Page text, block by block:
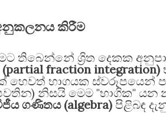
කිරීම
තිබෙන්නේ ශ්‍රිත දෙකක
(partial fraction integration)
හෙවත් භාගයක ස්වරූපයෙන්
) නිසයි මෙම "භාගික" යන
ගණිතය (algebra) පිළිබඳ